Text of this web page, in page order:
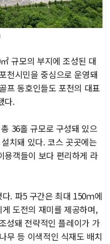
규모의 부지에 조성된 대
천시민을 중심으로 운영돼
프 동호인들도 포천의 대표
다.
36홀 규모로 구성돼 있으
치돼 있다. 코스 곳곳에는
용객들이 보다 편리하게 라
. 파5 구간은 최대 150ｍ에
도전의 재미를 제공하며,
성돼 전략적인 플레이가 가
무 등 이색적인 식재도 배치